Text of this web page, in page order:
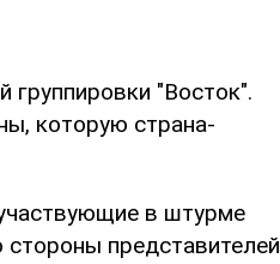
группировки "Восток".
которую страна-
в штурме
стороны представителей